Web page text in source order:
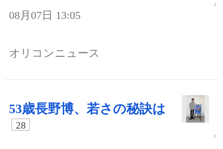
08月07日 13:05
オリコンニュース
53歳長野博、若さの秘訣は
28